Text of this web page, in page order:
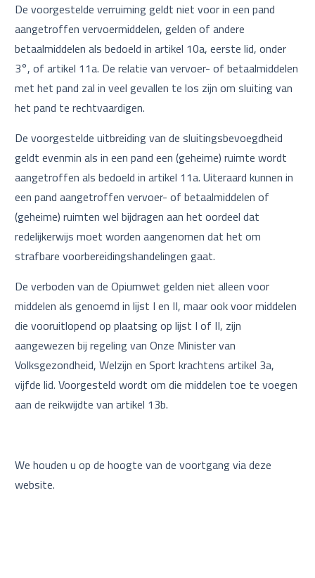
De voorgestelde verruiming geldt niet voor in een pand
aangetroffen vervoermiddelen, gelden of andere
betaalmiddelen als bedoeld in artikel 10a, eerste lid, onder
3°, of artikel 11a. De relatie van vervoer- of betaalmiddelen
met het pand zal in veel gevallen te los zijn om sluiting van
het pand te rechtvaardigen.
De voorgestelde uitbreiding van de sluitingsbevoegdheid
geldt evenmin als in een pand een (geheime) ruimte wordt
aangetroffen als bedoeld in artikel 11a. Uiteraard kunnen in
een pand aangetroffen vervoer- of betaalmiddelen of
(geheime) ruimten wel bijdragen aan het oordeel dat
redelijkerwijs moet worden aangenomen dat het om
strafbare voorbereidingshandelingen gaat.
De verboden van de Opiumwet gelden niet alleen voor
middelen als genoemd in lijst I en II, maar ook voor middelen
die vooruitlopend op plaatsing op lijst I of II, zijn
aangewezen bij regeling van Onze Minister van
Volksgezondheid, Welzijn en Sport krachtens artikel 3a,
vijfde lid. Voorgesteld wordt om die middelen toe te voegen
aan de reikwijdte van artikel 13b.
We houden u op de hoogte van de voortgang via deze
website.